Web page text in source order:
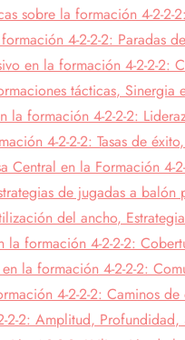
sobre la formación 4-2-
4-2-2-2: Paradas
en la formación 4-2-2-
tácticas,
la formación 4-2-2-2:
4-2-2-2: Tasas de
Central en la Formación
de jugadas a
del ancho,
la formación 4-2-2-2:
la formación 4-2-2-2:
4-2-2-2: Caminos
2-2: Amplitud, Profundidad,